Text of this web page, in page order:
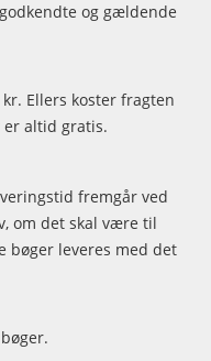
og gældende
Ellers koster fragten
er altid gratis.
fremgår ved
om det skal være til
bøger leveres med det